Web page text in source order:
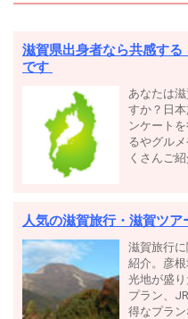
滋賀県出身者なら共感す
です
あなたは
すか？日
ンケート
るやグル
くさんご
人気の滋賀旅行・滋賀ツア
滋賀旅行
紹介。彦
光地が盛
プラン、
得なプラ